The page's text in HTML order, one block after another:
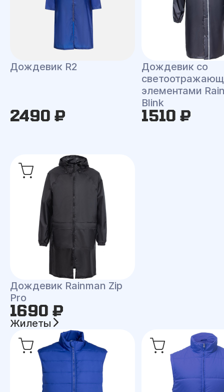
Дождевик R2
2490 ₽
Дождевик со
элементами
Blink
1510 ₽
Дождевик Rainman Zip
Pro
1690 ₽
Жилеты